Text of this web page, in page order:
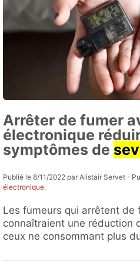
Arrêter de fumer
électronique
symptômes de
Publié le 8/11/2022 par Alistair Servet -
électronique.
Les fumeurs qui arrêtent de
connaîtraient une réduction
ceux ne consommant plus